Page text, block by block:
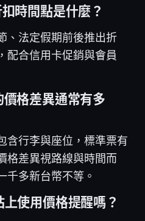
時間點是什麼？
、法定假期前後推出折
配合信用卡促銷與會員
格差異通常有多
含行李與座位，標準票有
格差異視路線與時間而
千多新台幣不等。
使用價格提醒嗎？